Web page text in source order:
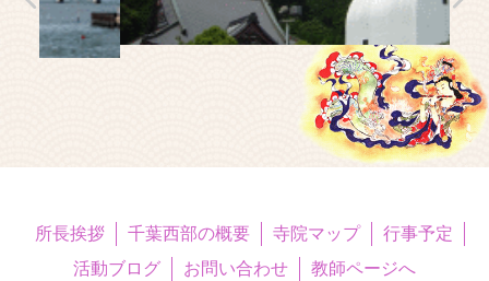
所長挨拶 千葉西部の概要 寺院マップ
行事予定
活動ブログ
お問い合わせ 教師ページへ